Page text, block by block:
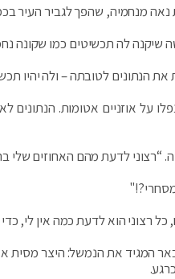
מנחמיה, שהפך לגביר העיר
שיקנה לה תכשיטים כמו שקונה
הנתונים לטובתה – ולה יהיו
על אוזניים אטומות.
לדעת מהם האחוזים שלי
כל רצוני הוא לדעת כמה אין
המגיד את הנמשל: היצר מסית